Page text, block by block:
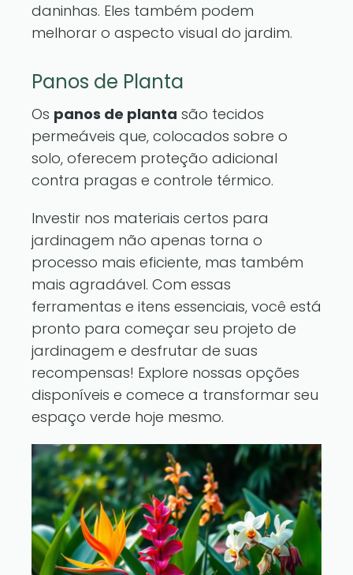
daninhas. Eles também podem
melhorar o aspecto visual do jardim.
Panos de Planta
Os panos de planta são tecidos
permeáveis que, colocados sobre o
solo, oferecem proteção adicional
contra pragas e controle térmico.
Investir nos materiais certos para
jardinagem não apenas torna o
processo mais eficiente, mas também
mais agradável. Com essas
ferramentas e itens essenciais, você está
pronto para começar seu projeto de
jardinagem e desfrutar de suas
recompensas! Explore nossas opções
disponíveis e comece a transformar seu
espaço verde hoje mesmo.